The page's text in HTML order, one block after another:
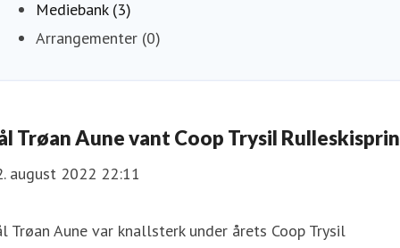
Mediebank (3)
Arrangementer (0)
Trøan Aune vant Coop Trysil
august 2022 22:11
Trøan Aune var knallsterk under årets Coop Trysil